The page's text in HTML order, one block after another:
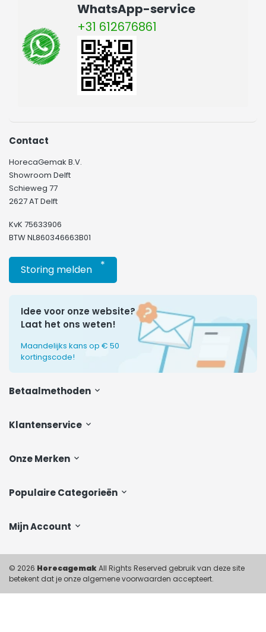
WhatsApp-service
+31 612676861
Klantenservice
Onze Merken
Populaire Categorieën
Mijn Account
Contact
HorecaGemak B.V.
Showroom Delft
Schieweg 77
2627 AT Delft
KvK 75633906
BTW NL860346663B01
Storing melden *
Idee voor onze website?
Laat het ons weten!
Maandelijks kans op € 50
kortingscode!
Betaalmethoden
© 2026 HorecagemakAll Rights Reserved gebruik van deze site
betekent dat je onze algemene voorwaarden accepteert.